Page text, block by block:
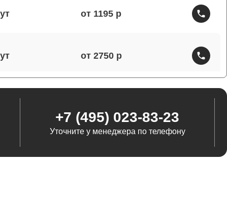
от 1195
от 2750
+7 (495) 023-83-23
Уточните у менеджера по телефону